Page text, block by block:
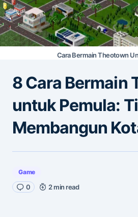
Cara Bermain Theotown
8 Cara Bermain
untuk Pemula:
Membangun
Game
0 2 min read